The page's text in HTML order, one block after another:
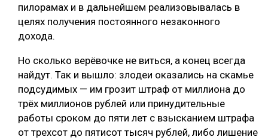
МЕБЕЛЬНОЕ ПРОИЗВОДСТВО
пилорамах и в дальнейшем реализовывалась в
целях получения постоянного незаконного
дохода.
Но сколько верёвочке не виться, а конец всегда
найдут. Так и вышло: злодеи оказались на скамье
подсудимых — им грозит штраф от миллиона до
трёх миллионов рублей или принудительные
работы сроком до пяти лет с взысканием штрафа
от трехсот до пятисот тысяч рублей, либо лишение